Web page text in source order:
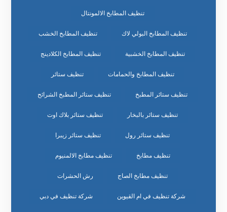
تنظيف المطابخ الالمونتال
تنظيف المطابخ البولي لاك تنظيف المطابخ الخشب
تنظيف المطابخ الخشبية تنظيف المطابخ الكلادينج
تنظيف المطابخ والحمامات تنظيف ستائر
تنظيف ستائر المطبخ تنظيف ستائر المطبخ الشرائح
تنظيف ستائر بالبخار تنظيف ستائر بلاك اوت
تنظيف ستائر رول تنظيف ستائر زيبرا
تنظيف مطابخ تنظيف مطابخ الالمنيوم
تنظيف مطابخ الصاج رش الحشرات
شركة تنظيف في ام القيوين شركة تنظيف في دبي